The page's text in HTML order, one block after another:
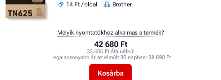
14 Ft / oldal
Brother
42 680 Ft
33 606 Ft Áfa nélkül
Legalacsonyabb ár az elmúlt 30 napban: 38 890 Ft
Kosárba
Melyik nyomtatókhoz alkalmas a termék?